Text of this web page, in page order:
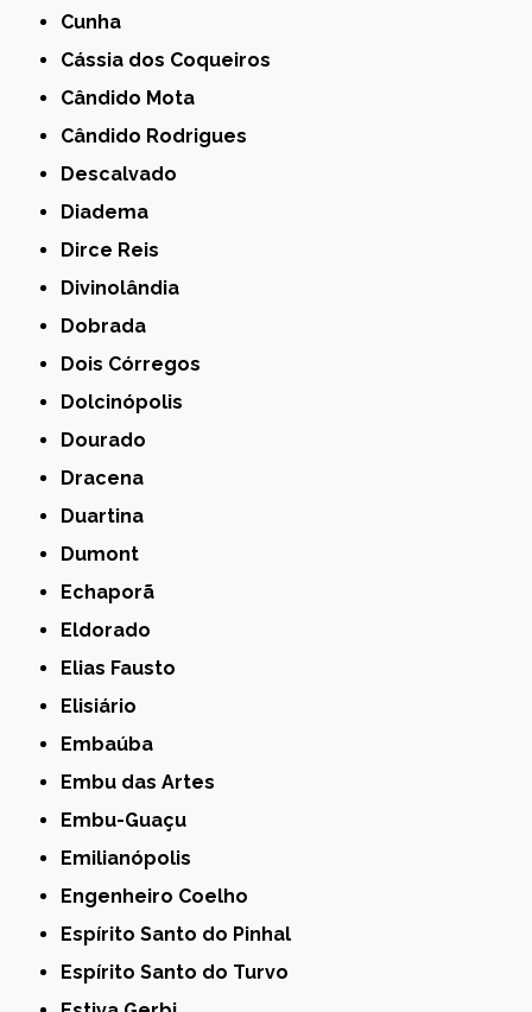
Cunha
Cássia dos Coqueiros
Cândido Mota
Cândido Rodrigues
Descalvado
Diadema
Dirce Reis
Divinolândia
Dobrada
Dois Córregos
Dolcinópolis
Dourado
Dracena
Duartina
Dumont
Echaporã
Eldorado
Elias Fausto
Elisiário
Embaúba
Embu das Artes
Embu-Guaçu
Emilianópolis
Engenheiro Coelho
Espírito Santo do Pinhal
Espírito Santo do Turvo